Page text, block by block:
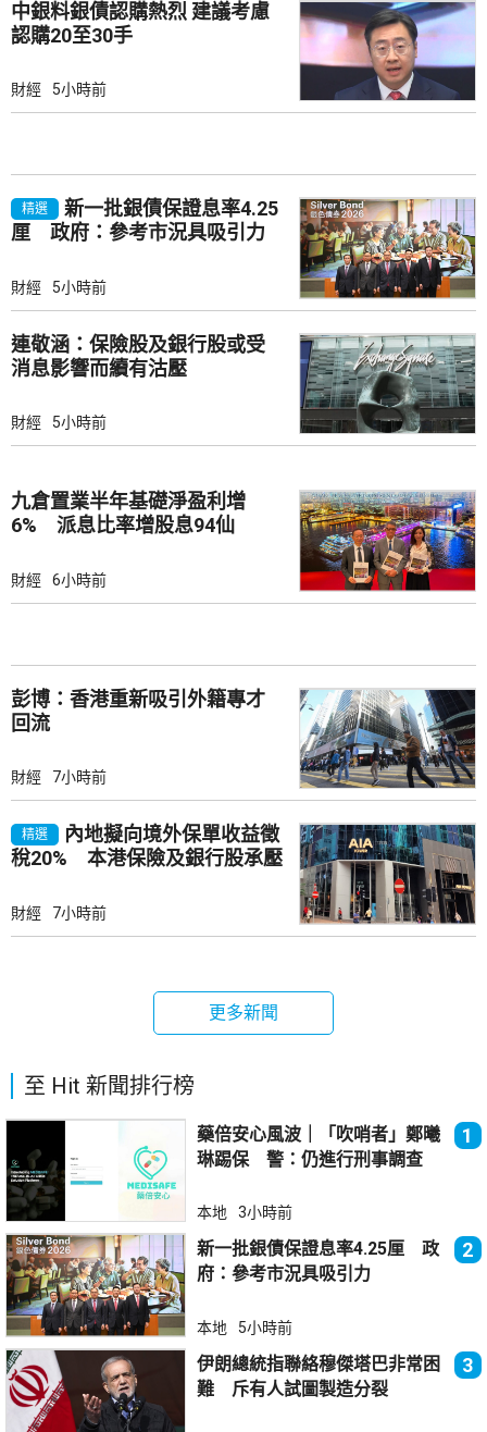
中銀料銀債認購熱烈 建議考慮
認購20至30手
財經 5小時前
精選
新一批銀債保證息率4.25
厘 政府：參考市況具吸引力
財經 5小時前
連敬涵：保險股及銀行股或受
消息影響而續有沽壓
財經 5小時前
九倉置業半年基礎淨盈利增
6% 派息比率增股息94仙
財經 6小時前
彭博：香港重新吸引外籍專才
回流
財經 7小時前
精選
內地擬向境外保單收益徵
稅20% 本港保險及銀行股承壓
財經 7小時前
更多新聞
至 Hit 新聞排行榜
藥倍安心風波｜「吹哨者」鄭曦
琳踢保 警：仍進行刑事調查
1
本地 3小時前
新一批銀債保證息率4.25厘 政
府：參考市況具吸引力
2
本地 5小時前
伊朗總統指聯絡穆傑塔巴非常困
難 斥有人試圖製造分裂
3